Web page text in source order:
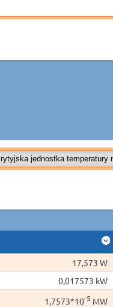
17,573 W
0,017573 kW
1,7573*10-5 MW